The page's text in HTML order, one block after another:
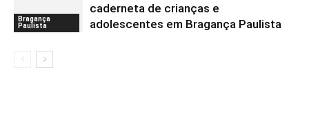
Bragança
Paulista
caderneta de crianças e
adolescentes em Bragança Paulista